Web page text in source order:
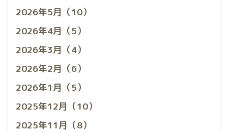
2026年5月（10）
2026年4月（5）
2026年3月（4）
2026年2月（6）
2026年1月（5）
2025年12月（10）
2025年11月（8）